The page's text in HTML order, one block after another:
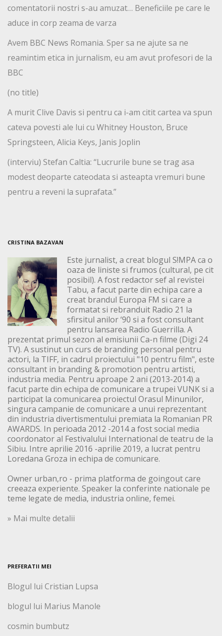
comentatorii nostri s-au amuzat… Beneficiile pe care le
aduce in corp zeama de varza
Avem BBC News Romania. Sper sa ne ajute sa ne
reamintim etica in jurnalism, eu am avut profesori de la
BBC
(no title)
A murit Clive Davis si pentru ca i-am citit cartea va spun
cateva povesti ale lui cu Whitney Houston, Bruce
Springsteen, Alicia Keys, Janis Joplin
(interviu) Stefan Caltia: “Lucrurile bune se trag asa
modest deoparte cateodata si asteapta vremuri bune
pentru a reveni la suprafata.”
CRISTINA BAZAVAN
Este jurnalist, a creat blogul S!MPA ca o
oaza de liniste si frumos (cultural, pe cit
posibil). A fost redactor sef al revistei
Tabu, a facut parte din echipa care a
creat brandul Europa FM si care a
formatat si rebranduit Radio 21 la
sfirsitul anilor ‘90 si a fost consultant
pentru lansarea Radio Guerrilla. A
prezentat primul sezon al emisiunii Ca-n filme (Digi 24
TV). A sustinut un curs de branding personal pentru
actori, la TIFF, in cadrul proiectului "10 pentru film", este
consultant in branding & promotion pentru artisti,
industria media. Pentru aproape 2 ani (2013-2014) a
facut parte din echipa de comunicare a trupei VUNK si a
participat la comunicarea proiectul Orasul Minunilor,
singura campanie de comunicare a unui reprezentant
din industria divertismentului premiata la Romanian PR
AWARDS. In perioada 2012 -2014 a fost social media
coordonator al Festivalului International de teatru de la
Sibiu. Intre aprilie 2016 -aprilie 2019, a lucrat pentru
Loredana Groza in echipa de comunicare.
Owner urban,ro - prima platforma de goingout care
creeaza experiente. Speaker la conferinte nationale pe
teme legate de media, industria online, femei.
» Mai multe detalii
PREFERATII MEI
Blogul lui Cristian Lupsa
blogul lui Marius Manole
cosmin bumbutz